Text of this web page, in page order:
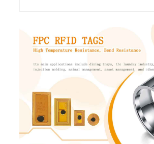
се е превърнала от
технология“ в основна
необходимост. Тази
изследва...